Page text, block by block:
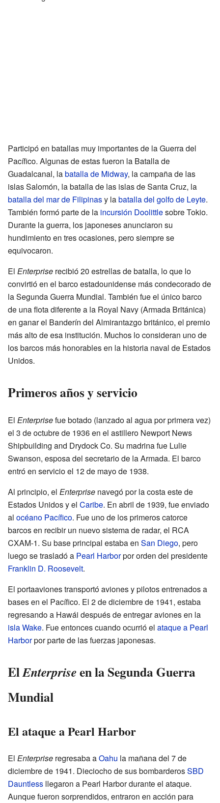
Participó en batallas muy importantes de la Guerra del
Pacífico. Algunas de estas fueron la Batalla de
Guadalcanal, labatalla de Midway, la campaña de las
islas Salomón, la batalla de las islas de Santa Cruz, la
batalla del mar de Filipinasy labatalla del golfo de Leyte.
También formó parte de la incursión Doolittlesobre Tokio.
Durante la guerra, los japoneses anunciaron su
hundimiento en tres ocasiones, pero siempre se
equivocaron.
El Enterprise recibió 20 estrellas de batalla, lo que lo
convirtió en el barco estadounidense más condecorado de
la Segunda Guerra Mundial. También fue el único barco
de una flota diferente a la Royal Navy (Armada Británica)
en ganar el Banderín del Almirantazgo británico, el premio
más alto de esa institución. Muchos lo consideran uno de
los barcos más honorables en la historia naval de Estados
Unidos.
Primeros años y servicio
El Enterprisefue botado (lanzado al agua por primera vez)
el 3 de octubre de 1936 en el astillero Newport News
Shipbuilding and Drydock Co. Su madrina fue Lulie
Swanson, esposa del secretario de la Armada. El barco
entró en servicio el 12 de mayo de 1938.
Al principio, el Enterprise navegó por la costa este de
Estados Unidos y el Caribe. En abril de 1939, fue enviado
al océano Pacífico. Fue uno de los primeros catorce
barcos en recibir un nuevo sistema de radar, el RCA
CXAM-1. Su base principal estaba en San Diego, pero
luego se trasladó a Pearl Harborpor orden del presidente
Franklin D. Roosevelt.
El portaaviones transportó aviones y pilotos entrenados a
bases en el Pacífico. El 2 de diciembre de 1941, estaba
regresando a Hawái después de entregar aviones en la
isla Wake. Fue entonces cuando ocurrió el ataque a Pearl
Harborpor parte de las fuerzas japonesas.
ElEnterpriseen la Segunda Guerra
Mundial
El ataque a Pearl Harbor
El Enterprise regresaba aOahu la mañana del 7 de
diciembre de 1941. Dieciocho de sus bombarderosSBD
Dauntless llegaron a Pearl Harbor durante el ataque.
Aunque fueron sorprendidos, entraron en acción para